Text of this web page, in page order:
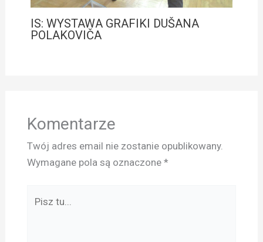
IS: WYSTAWA GRAFIKI DUŠANA
POLAKOVIČA
Komentarze
Twój adres email nie zostanie opublikowany.
Wymagane pola są oznaczone *